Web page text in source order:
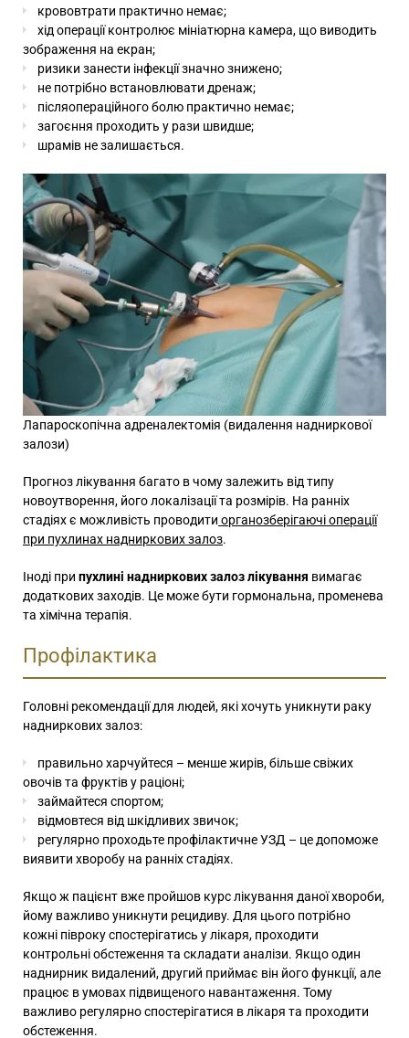
крововтрати практично немає;
хід операції контролює мініатюрна камера, що виводить
зображення на екран;
ризики занести інфекції значно знижено;
не потрібно встановлювати дренаж;
післяопераційного болю практично немає;
загоєння проходить у рази швидше;
шрамів не залишається.
Лапароскопічна адреналектомія (видалення надниркової
залози)
Прогноз лікування багато в чому залежить від типу
новоутворення, його локалізації та розмірів. На ранніх
стадіях є можливість проводити органозберігаючі операції
при пухлинах надниркових залоз.
Іноді при пухлині надниркових залоз лікування вимагає
додаткових заходів. Це може бути гормональна, променева
та хімічна терапія.
Профілактика
Головні рекомендації для людей, які хочуть уникнути раку
надниркових залоз:
правильно харчуйтеся – менше жирів, більше свіжих
овочів та фруктів у раціоні;
займайтеся спортом;
відмовтеся від шкідливих звичок;
регулярно проходьте профілактичне УЗД – це допоможе
виявити хворобу на ранніх стадіях.
Якщо ж пацієнт вже пройшов курс лікування даної хвороби,
йому важливо уникнути рецидиву. Для цього потрібно
кожні півроку спостерігатись у лікаря, проходити
контрольні обстеження та складати аналізи. Якщо один
наднирник видалений, другий приймає він його функції, але
працює в умовах підвищеного навантаження. Тому
важливо регулярно спостерігатися в лікаря та проходити
обстеження.